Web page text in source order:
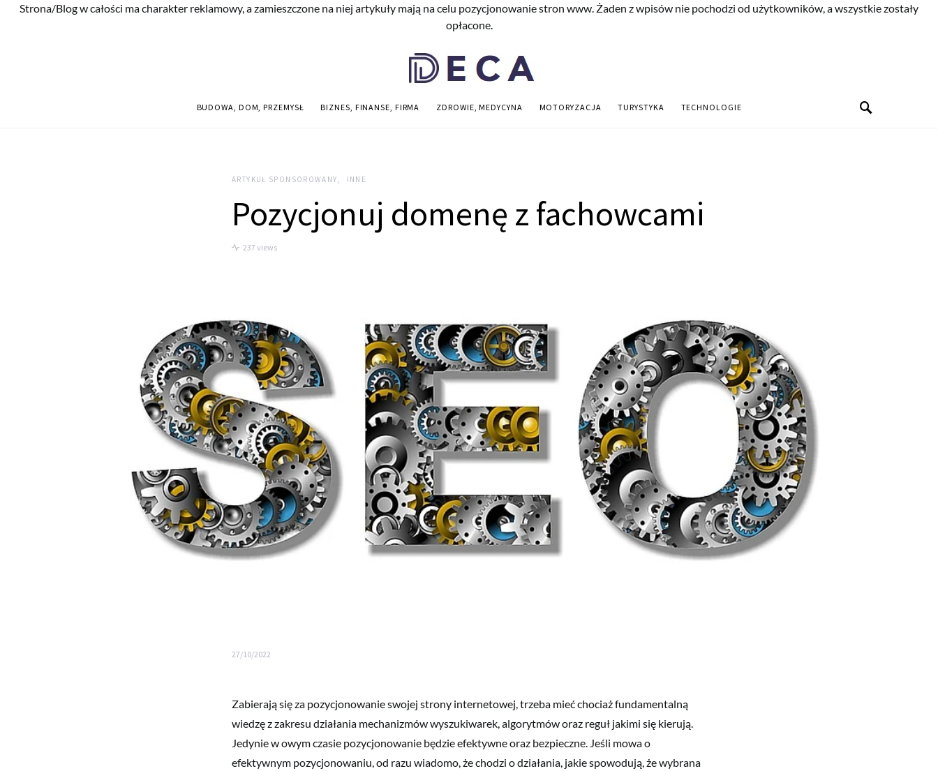
Strona/Blog w całości ma charakter reklamowy, a zamieszczone na niej artykuły mają na celu pozycjonowanie stron www. Żaden z wpisów nie pochodzi od użytkowników, a wszystkie zostały
opłacone.
BUDOWA, DOM, PRZEMYSŁ BIZNES, FINANSE, FIRMA ZDROWIE, MEDYCYNA MOTORYZACJA TURYSTYKA TECHNOLOGIE
ARTYKUŁ SPONSOROWANY INNE
Pozycjonuj domenę z fachowcami
237 views
27/10/2022
Zabierają się za pozycjonowanie swojej strony internetowej, trzeba mieć chociaż fundamentalną
wiedzę z zakresu działania mechanizmów wyszukiwarek, algorytmów oraz reguł jakimi się kierują.
Jedynie w owym czasie pozycjonowanie będzie efektywne oraz bezpieczne. Jeśli mowa o
efektywnym pozycjonowaniu, od razu wiadomo, że chodzi o działania, jakie spowodują, że wybrana